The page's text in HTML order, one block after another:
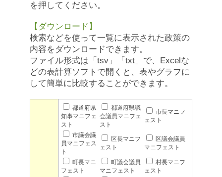
を押してください。
【ダウンロード】
検索などを使って一覧に表示された政策の
内容をダウンロードできます。
ファイル形式は「tsv」「txt」で、Excelな
どの表計算ソフトで開くと、表やグラフに
して簡単に比較することができます。
都道府県
知事マニフェ
スト
都道府県議
会議員マニフェ
スト
市長マニフ
ェスト
市議会議
員マニフェス
ト
区長マニフ
ェスト
区議会議員
マニフェスト
町長マニ
フェスト
町議会議員
マニフェスト
村長マニフ
ェスト